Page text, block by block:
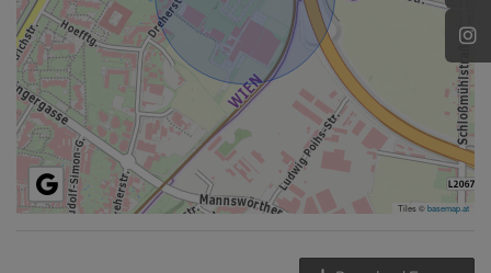
Tiles ©basemap.at